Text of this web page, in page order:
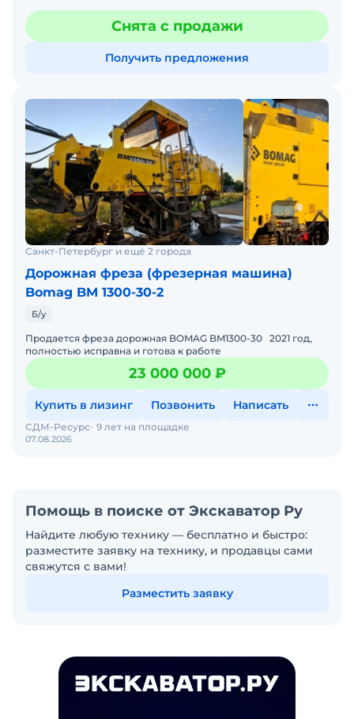
Снята с продажи
Получить предложения
Санкт-Петербург и ещё 2 города
Дорожная фреза (фрезерная машина)
Bomag BM 1300-30-2
Б/у
Продается фреза дорожная BOMAG BM1300-30 2021 год,
полностью исправна и готова к работе
23 000 000 ₽
Купить в лизинг Позвонить Написать
07.08.2026
СДМ-Ресурс 9 лет на площадке
Помощь в поиске от Экскаватор Ру
Найдите любую технику — бесплатно и быстро:
разместите заявку на технику, и продавцы сами
свяжутся с вами!
Разместить заявку